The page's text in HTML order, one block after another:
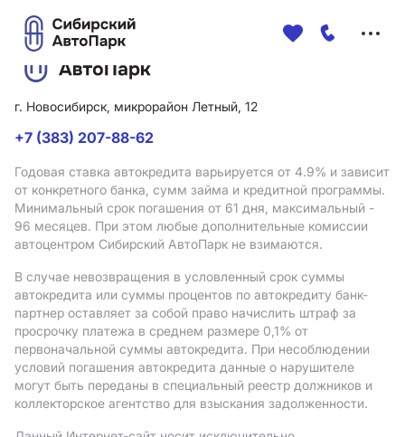
г. Новосибирск, микрорайон Летный, 12
+7 (383) 207-88-62
Годовая ставка автокредита варьируется от 4.9% и зависит
от конкретного банка, сумм займа и кредитной программы.
Минимальный срок погашения от 61 дня, максимальный -
96 месяцев. При этом любые дополнительные комиссии
автоцентром Сибирский АвтоПарк не взимаются.
В случае невозвращения в условленный срок суммы
автокредита или суммы процентов по автокредиту банк-
партнер оставляет за собой право начислить штраф за
просрочку платежа в среднем размере 0,1% от
первоначальной суммы автокредита. При несоблюдении
условий погашения автокредита данные о нарушителе
могут быть переданы в специальный реестр должников и
коллекторское агентство для взыскания задолженности.